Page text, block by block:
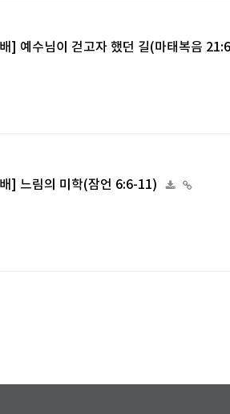
] 예수님이 걷고자 했던 길(마태복음
] 느림의 미학(잠언 6:6-11)